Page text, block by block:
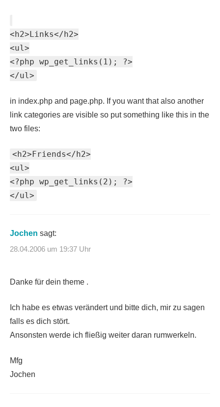
<h2>Links</h2>
<ul>
<?php wp_get_links(1); ?>
</ul>
in index.php and page.php. If you want that also another
link categories are visible so put something like this in the
two files:
<h2>Friends</h2>
<ul>
<?php wp_get_links(2); ?>
</ul>
Jochen sagt:
28.04.2006 um 19:37 Uhr
Danke für dein theme .
Ich habe es etwas verändert und bitte dich, mir zu sagen
falls es dich stört.
Ansonsten werde ich fließig weiter daran rumwerkeln.
Mfg
Jochen